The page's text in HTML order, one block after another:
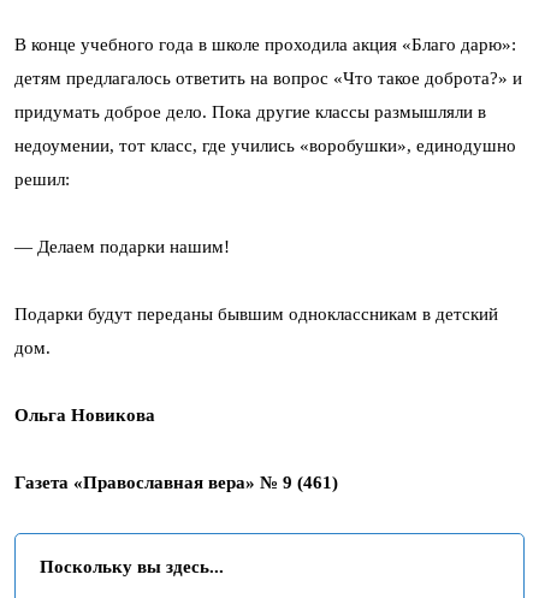
В конце учебного года в школе проходила акция «Благо дарю»:
детям предлагалось ответить на вопрос «Что такое доброта?» и
придумать доброе дело. Пока другие классы размышляли в
недоумении, тот класс, где учились «воробушки», единодушно
решил:
— Делаем подарки нашим!
Подарки будут переданы бывшим одноклассникам в детский
дом.
Ольга Новикова
Газета «Православная вера» № 9 (461)
Поскольку вы здесь...